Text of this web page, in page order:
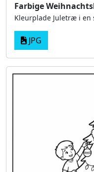
Farbige
Kleurplade Juletræ i en
JPG